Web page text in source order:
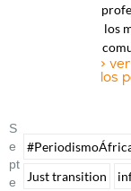
los
>
los
S
E
Pt
E
Just transition